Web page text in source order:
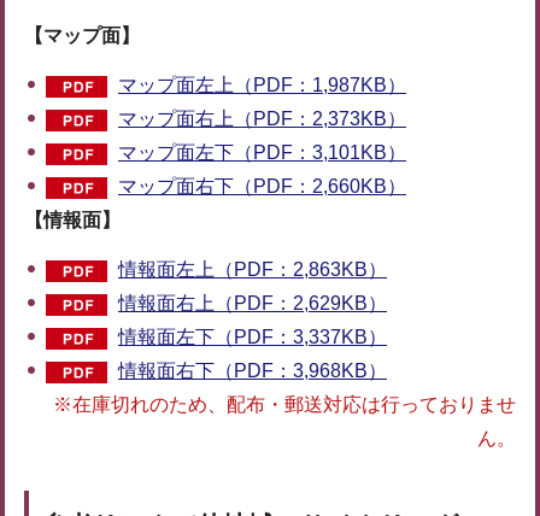
【マップ面】
マップ面左上（PDF：1,987KB）
マップ面右上（PDF：2,373KB）
マップ面左下（PDF：3,101KB）
マップ面右下（PDF：2,660KB）
【情報面】
情報面左上（PDF：2,863KB）
情報面右上（PDF：2,629KB）
情報面左下（PDF：3,337KB）
情報面右下（PDF：3,968KB）
※在庫切れのため、配布・郵送対応は行っておりませ
ん。